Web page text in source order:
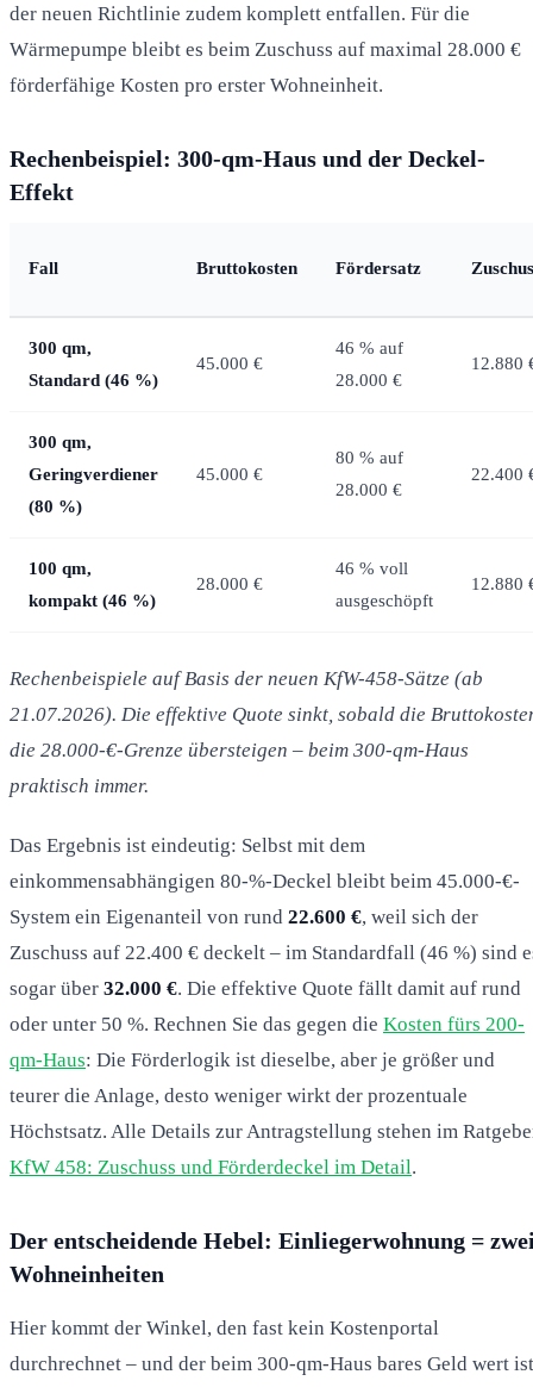
der neuen Richtlinie zudem komplett entfallen. Für die
Wärmepumpe bleibt es beim Zuschuss auf maximal 28.000 €
förderfähige Kosten pro erster Wohneinheit.
Rechenbeispiel: 300-qm-Haus und der Deckel-
Effekt
Fall Bruttokosten Fördersatz
300 qm,
Standard (46 %)
45.000 €
46 % auf
28.000 €
12.880
300 qm,
Geringverdiener
(80 %)
45.000 €
80 % auf
28.000 €
22.400
100 qm,
kompakt (46 %)
28.000 €
46 % voll
ausgeschöpft
12.880
Rechenbeispiele auf Basis der neuen KfW-458-Sätze (ab
21.07.2026). Die effektive Quote sinkt, sobald die
die 28.000-€-Grenze übersteigen – beim 300-qm-Haus
praktisch immer.
Das Ergebnis ist eindeutig: Selbst mit dem
einkommensabhängigen 80-%-Deckel bleibt beim 45.000-€-
System ein Eigenanteil von rund 22.600 €, weil sich der
Zuschuss auf 22.400 € deckelt – im Standardfall (46 %) sind
sogar über 32.000 €. Die effektive Quote fällt damit auf rund
oder unter 50 %. Rechnen Sie das gegen die Kosten fürs 200-
qm-Haus: Die Förderlogik ist dieselbe, aber je größer und
teurer die Anlage, desto weniger wirkt der prozentuale
Höchstsatz. Alle Details zur Antragstellung stehen im
KfW 458: Zuschuss und Förderdeckel im Detail.
Der entscheidende Hebel: Einliegerwohnung =
Wohneinheiten
Hier kommt der Winkel, den fast kein Kostenportal
durchrechnet – und der beim 300-qm-Haus bares Geld wert